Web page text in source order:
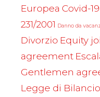
Europea Covid-19
231/2001 Danno da
Divorzio Equity
agreement
Gentlemen
Legge di